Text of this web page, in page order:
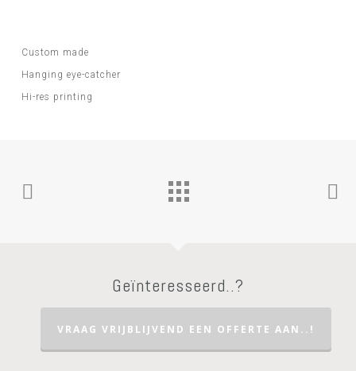
Custom made
Hanging eye-catcher
Hi-res printing
Geïnteresseerd..?
VRAAG VRIJBLIJVEND EEN OFFERTE AAN..!